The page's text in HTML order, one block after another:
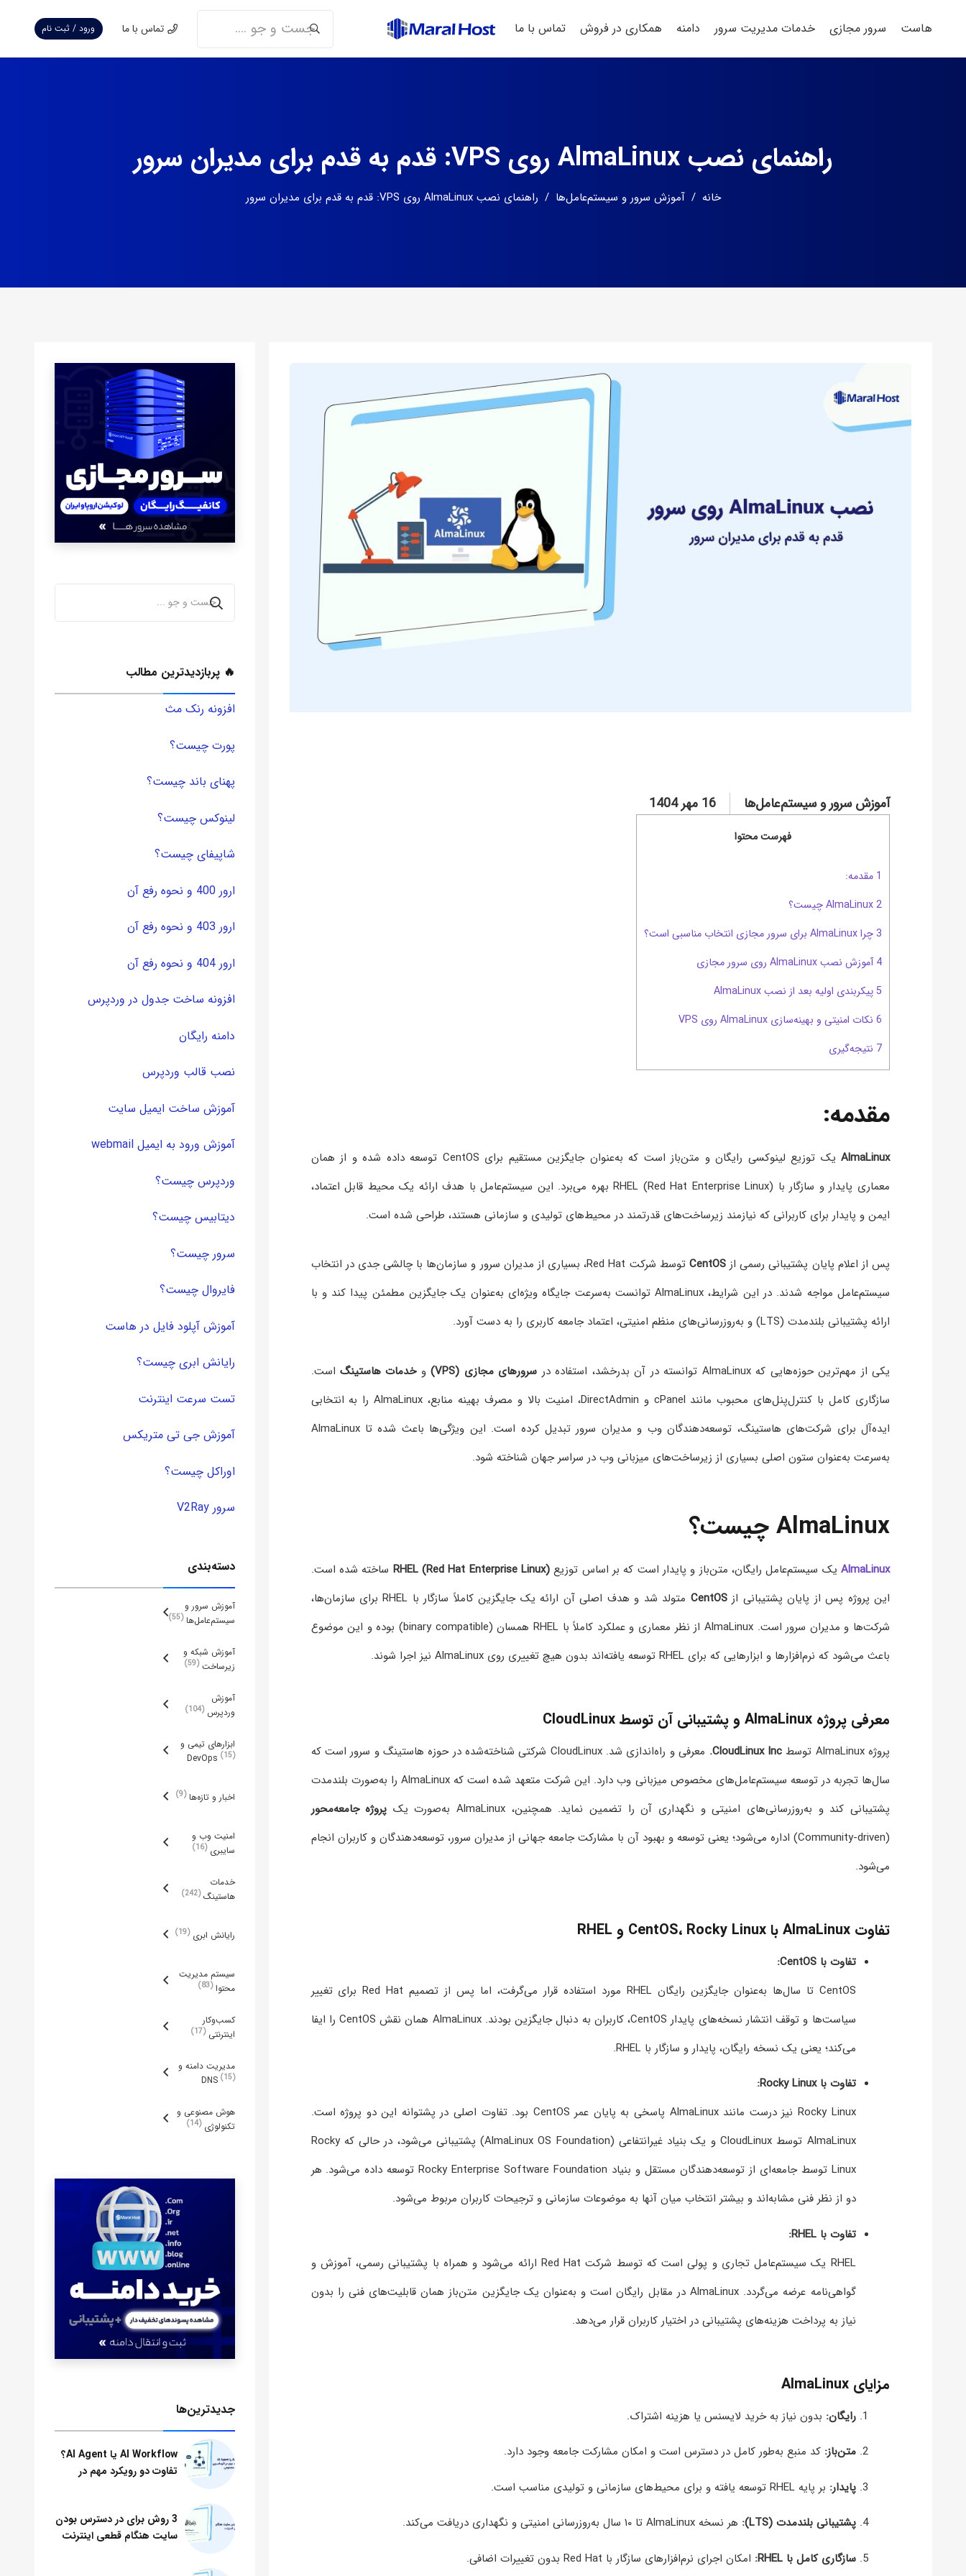
هاست سرور مجازی خدمات مدیریت سرور دامنه همکاری در فروش تماس با ما تماس با ما ورود / ثبت نام
راهنمای نصب AlmaLinux روی VPS: قدم به قدم برای مدیران سرور
خانه / آموزش سرور و سیستم‌عامل‌ها / راهنمای نصب AlmaLinux روی VPS: قدم به قدم برای مدیران سرور
آموزش سرور و سیستم‌عامل‌ها 16 مهر 1404
فهرست محتوا
1 مقدمه:
2 AlmaLinux چیست؟
3 چرا AlmaLinux برای سرور مجازی انتخاب مناسبی است؟
4 آموزش نصب AlmaLinux روی سرور مجازی
5 پیکربندی اولیه بعد از نصب AlmaLinux
6 نکات امنیتی و بهینه‌سازی AlmaLinux روی VPS
7 نتیجه‌گیری
مقدمه:
AlmaLinux
یک توزیع لینوکسی رایگان و متن‌باز است که به‌عنوان جایگزین مستقیم برای CentOS توسعه داده شده و از همان
معماری پایدار و سازگار با RHEL (Red Hat Enterprise Linux) بهره می‌برد. این سیستم‌عامل با هدف ارائه یک محیط قابل اعتماد،
ایمن و پایدار برای کاربرانی که نیازمند زیرساخت‌های قدرتمند در محیط‌های تولیدی و سازمانی هستند، طراحی شده است.
پس از اعلام پایان پشتیبانی رسمی ازCentOS
توسط شرکت Red Hat، بسیاری از مدیران سرور و سازمان‌ها با چالشی جدی در انتخاب
سیستم‌عامل مواجه شدند. در این شرایط، AlmaLinux توانست به‌سرعت جایگاه ویژه‌ای به‌عنوان یک جایگزین مطمئن پیدا کند و با
ارائه پشتیبانی بلندمدت (LTS) و به‌روزرسانی‌های منظم امنیتی، اعتماد جامعه کاربری را به دست آورد.
یکی از مهم‌ترین حوزه‌هایی که AlmaLinux توانسته در آن بدرخشد، استفاده در سرورهای مجازی (VPS) وخدمات هاستینگ است.
سازگاری کامل با کنترل‌پنل‌های محبوب مانند cPanel و DirectAdmin، امنیت بالا و مصرف بهینه منابع، AlmaLinux را به انتخابی
ایده‌آل برای شرکت‌های هاستینگ، توسعه‌دهندگان وب و مدیران سرور تبدیل کرده است. این ویژگی‌ها باعث شده تا AlmaLinux
به‌سرعت به‌عنوان ستون اصلی بسیاری از زیرساخت‌های میزبانی وب در سراسر جهان شناخته شود.
AlmaLinux چیست؟
AlmaLinuxیک سیستم‌عامل رایگان، متن‌باز و پایدار است که بر اساس توزیعRHEL (Red Hat Enterprise Linux) ساخته شده است.
این پروژه پس از پایان پشتیبانی ازCentOS
متولد شد و هدف اصلی آن ارائه یک جایگزین کاملاً سازگار با RHEL برای سازمان‌ها،
شرکت‌ها و مدیران سرور است. AlmaLinux از نظر معماری و عملکرد کاملاً با RHEL همسان (binary compatible) بوده و این موضوع
باعث می‌شود که نرم‌افزارها و ابزارهایی که برای RHEL توسعه یافته‌اند بدون هیچ تغییری روی AlmaLinux نیز اجرا شوند.
معرفی پروژه AlmaLinux و پشتیبانی آن توسط CloudLinux
پروژه AlmaLinux توسط CloudLinux Inc.
معرفی و راه‌اندازی شد. CloudLinux شرکتی شناخته‌شده در حوزه هاستینگ و سرور است که
سال‌ها تجربه در توسعه سیستم‌عامل‌های مخصوص میزبانی وب دارد. این شرکت متعهد شده است که AlmaLinux را به‌صورت بلندمدت
پشتیبانی کند و به‌روزرسانی‌های امنیتی و نگهداری آن را تضمین نماید. همچنین، AlmaLinux به‌صورت یک
پروژه جامعه‌محور
(Community-driven) اداره می‌شود؛ یعنی توسعه و بهبود آن با مشارکت جامعه جهانی از مدیران سرور، توسعه‌دهندگان و کاربران انجام
می‌شود.
تفاوت AlmaLinux با CentOS، Rocky Linux و RHEL
تفاوت با CentOS:
CentOS تا سال‌ها به‌عنوان جایگزین رایگان RHEL مورد استفاده قرار می‌گرفت، اما پس از تصمیم Red Hat برای تغییر
سیاست‌ها و توقف انتشار نسخه‌های پایدار CentOS، کاربران به دنبال جایگزین بودند. AlmaLinux همان نقش CentOS را ایفا
می‌کند؛ یعنی یک نسخه رایگان، پایدار و سازگار با RHEL.
تفاوت با Rocky Linux:
Rocky Linux نیز درست مانند AlmaLinux پاسخی به پایان عمر CentOS بود. تفاوت اصلی در پشتوانه این دو پروژه است.
AlmaLinux توسط CloudLinux و یک بنیاد غیرانتفاعی (AlmaLinux OS Foundation) پشتیبانی می‌شود، در حالی که Rocky
Linux توسط جامعه‌ای از توسعه‌دهندگان مستقل و بنیاد Rocky Enterprise Software Foundation توسعه داده می‌شود. هر
دو از نظر فنی مشابه‌اند و بیشتر انتخاب میان آنها به موضوعات سازمانی و ترجیحات کاربران مربوط می‌شود.
تفاوت با RHEL:
RHEL یک سیستم‌عامل تجاری و پولی است که توسط شرکت Red Hat ارائه می‌شود و همراه با پشتیبانی رسمی، آموزش و
گواهی‌نامه عرضه می‌گردد. AlmaLinux در مقابل رایگان است و به‌عنوان یک جایگزین متن‌باز همان قابلیت‌های فنی را بدون
نیاز به پرداخت هزینه‌های پشتیبانی در اختیار کاربران قرار می‌دهد.
مزایای AlmaLinux
رایگان: بدون نیاز به خرید لایسنس یا هزینه اشتراک.
متن‌باز: کد منبع به‌طور کامل در دسترس است و امکان مشارکت جامعه وجود دارد.
پایدار: بر پایه RHEL توسعه یافته و برای محیط‌های سازمانی و تولیدی مناسب است.
پشتیبانی بلندمدت (LTS): هر نسخه AlmaLinux تا ۱۰ سال به‌روزرسانی امنیتی و نگهداری دریافت می‌کند.
سازگاری کامل با RHEL: امکان اجرای نرم‌افزارهای سازگار با Red Hat بدون تغییرات اضافی.
🔥 پربازدیدترین مطالب
افزونه رنک مث
پورت چیست؟
پهنای باند چیست؟
لینوکس چیست؟
شاپیفای چیست؟
ارور 400 و نحوه رفع آن
ارور 403 و نحوه رفع آن
ارور 404 و نحوه رفع آن
افزونه ساخت جدول در وردپرس
دامنه رایگان
نصب قالب وردپرس
آموزش ساخت ایمیل سایت
آموزش ورود به ایمیل webmail
وردپرس چیست؟
دیتابیس چیست؟
سرور چیست؟
فایروال چیست؟
آموزش آپلود فایل در هاست
رایانش ابری چیست؟
تست سرعت اینترنت
آموزش جی تی متریکس
اوراکل چیست؟
سرور V2Ray
دسته‌بندی
آموزش سرور و
سیستم‌عامل‌ها 55
آموزش شبکه و
زیرساخت 59
آموزش
وردپرس 104
ابزارهای تیمی و
DevOps 15
اخبار و تازه‌ها 9
امنیت وب و
سایبری 16
خدمات
هاستینگ 242
رایانش ابری 19
سیستم مدیریت
محتوا 83
کسب‌وکار
اینترنتی 17
مدیریت دامنه و
DNS 15
هوش مصنوعی و
تکنولوژی 14
جدید‌ترین‌ها
AI Workflow یا AI Agent؟
تفاوت دو رویکرد مهم در
3 روش برای در دسترس بودن
سایت هنگام قطعی اینترنت